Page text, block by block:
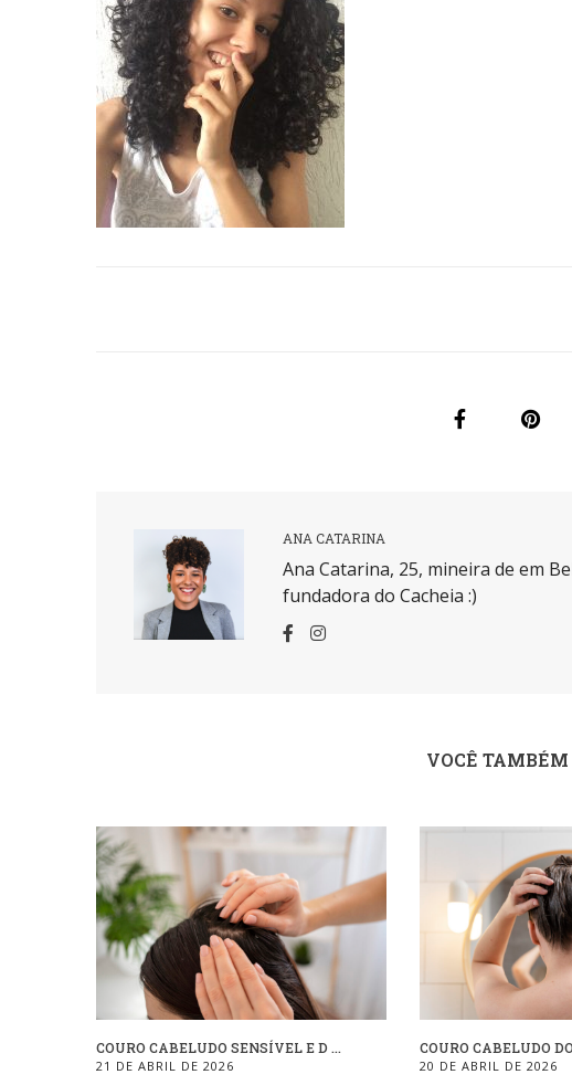
ANA CATARINA
Ana Catarina, 25, mineira de em
fundadora do Cacheia :)
VOCÊ TAMBÉM
COURO CABELUDO SENSÍVEL E D ...
21 DE ABRIL DE 2026
COURO CABELUDO
20 DE ABRIL DE 2026